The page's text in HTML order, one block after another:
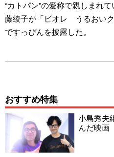
“カトパン”の愛称で親しまれ
藤綾子が「ビオレ うるおい
ですっぴんを披露した。
おすすめ特集
小島秀夫
んだ映画